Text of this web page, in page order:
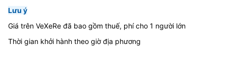
Lưu ý
Giá trên VeXeRe đã bao gồm thuế, phí cho 1 người lớn
Thời gian khởi hành theo giờ địa phương